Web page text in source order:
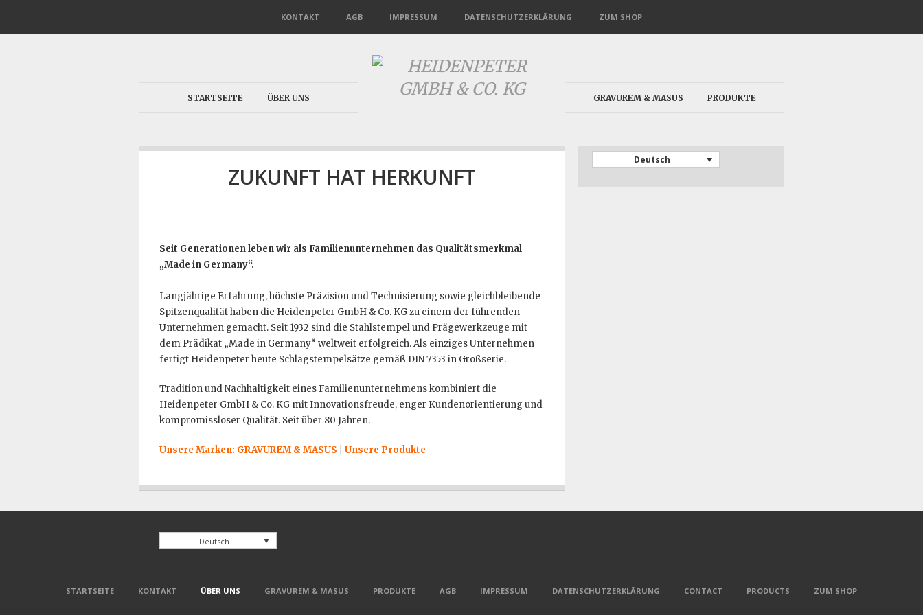
KONTAKT AGB IMPRESSUM DATENSCHUTZERKLÄRUNG ZUM SHOP
STARTSEITE ÜBER UNS GRAVUREM & MASUS PRODUKTE
ZUKUNFT HAT HERKUNFT
Seit Generationen leben wir als Familienunternehmen das Qualitätsmerkmal
„Made in Germany“.
Langjährige Erfahrung, höchste Präzision und Technisierung sowie gleichbleibende
Spitzenqualität haben die Heidenpeter GmbH & Co. KG zu einem der führenden
Unternehmen gemacht. Seit 1932 sind die Stahlstempel und Prägewerkzeuge mit
dem Prädikat „Made in Germany“ weltweit erfolgreich. Als einziges Unternehmen
fertigt Heidenpeter heute Schlagstempelsätze gemäß DIN 7353 in Großserie.
Tradition und Nachhaltigkeit eines Familienunternehmens kombiniert die
Heidenpeter GmbH & Co. KG mit Innovationsfreude, enger Kundenorientierung und
kompromissloser Qualität. Seit über 80 Jahren.
Unsere Marken: GRAVUREM & MASUS Unsere Produkte
Deutsch
Deutsch
STARTSEITE KONTAKT ÜBER UNS GRAVUREM & MASUS PRODUKTE AGB IMPRESSUM DATENSCHUTZERKLÄRUNG CONTACT PRODUCTS ZUM SHOP